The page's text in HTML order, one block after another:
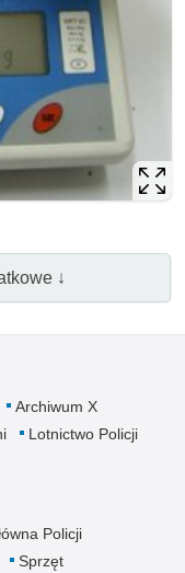
↓
Archiwum X
Lotnictwo Policji
Policji
Sprzęt